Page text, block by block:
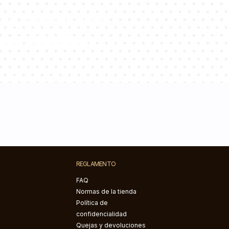
REGLAMENTO
FAQ
Normas de la tienda
Política de
confidencialidad
Quejas y devoluciones